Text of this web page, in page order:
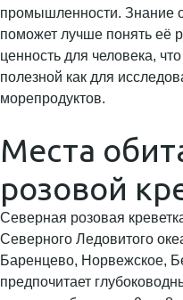
промышленности. Знание
поможет лучше понять её
ценность для человека,
полезной как для
морепродуктов.
Места
розовой
Северная розовая
Северного Ледовитого
Баренцево, Норвежское,
предпочитает